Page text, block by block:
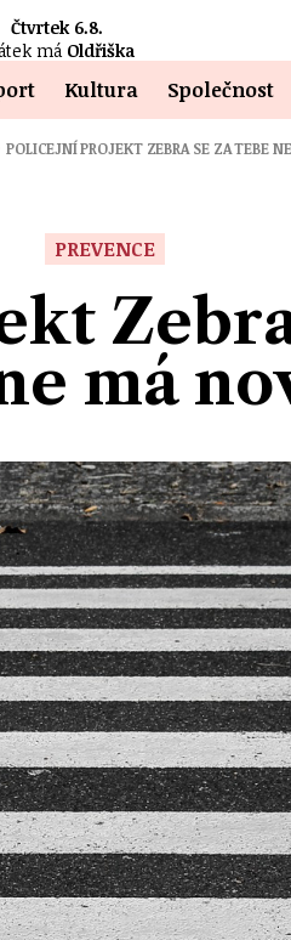
Čtvrtek 6.8.
má Oldřiška
Kultura Společnost
POLICEJNÍ PROJEKT ZEBRA SE ZA TEBE
PREVENCE
má